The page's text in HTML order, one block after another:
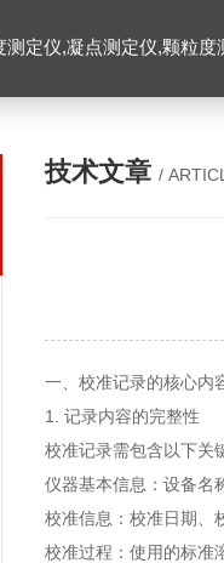
测定仪,凝点测定仪,颗粒
技术文章 /
一、校准记录的核心内
1. 记录内容的完整性
校准记录需包含以下关
仪器基本信息：设备名
校准信息：校准日期、
校准过程：使用的标准